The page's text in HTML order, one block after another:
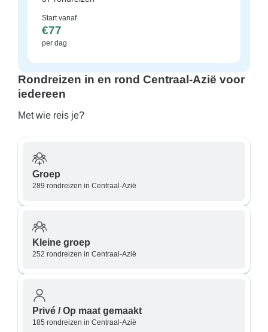
Start vanaf
€77
per dag
Rondreizen in en rond Centraal-Azië voor
iedereen
Met wie reis je?
Groep
289 rondreizen in Centraal-Azië
Kleine groep
252 rondreizen in Centraal-Azië
Privé / Op maat gemaakt
185 rondreizen in Centraal-Azië